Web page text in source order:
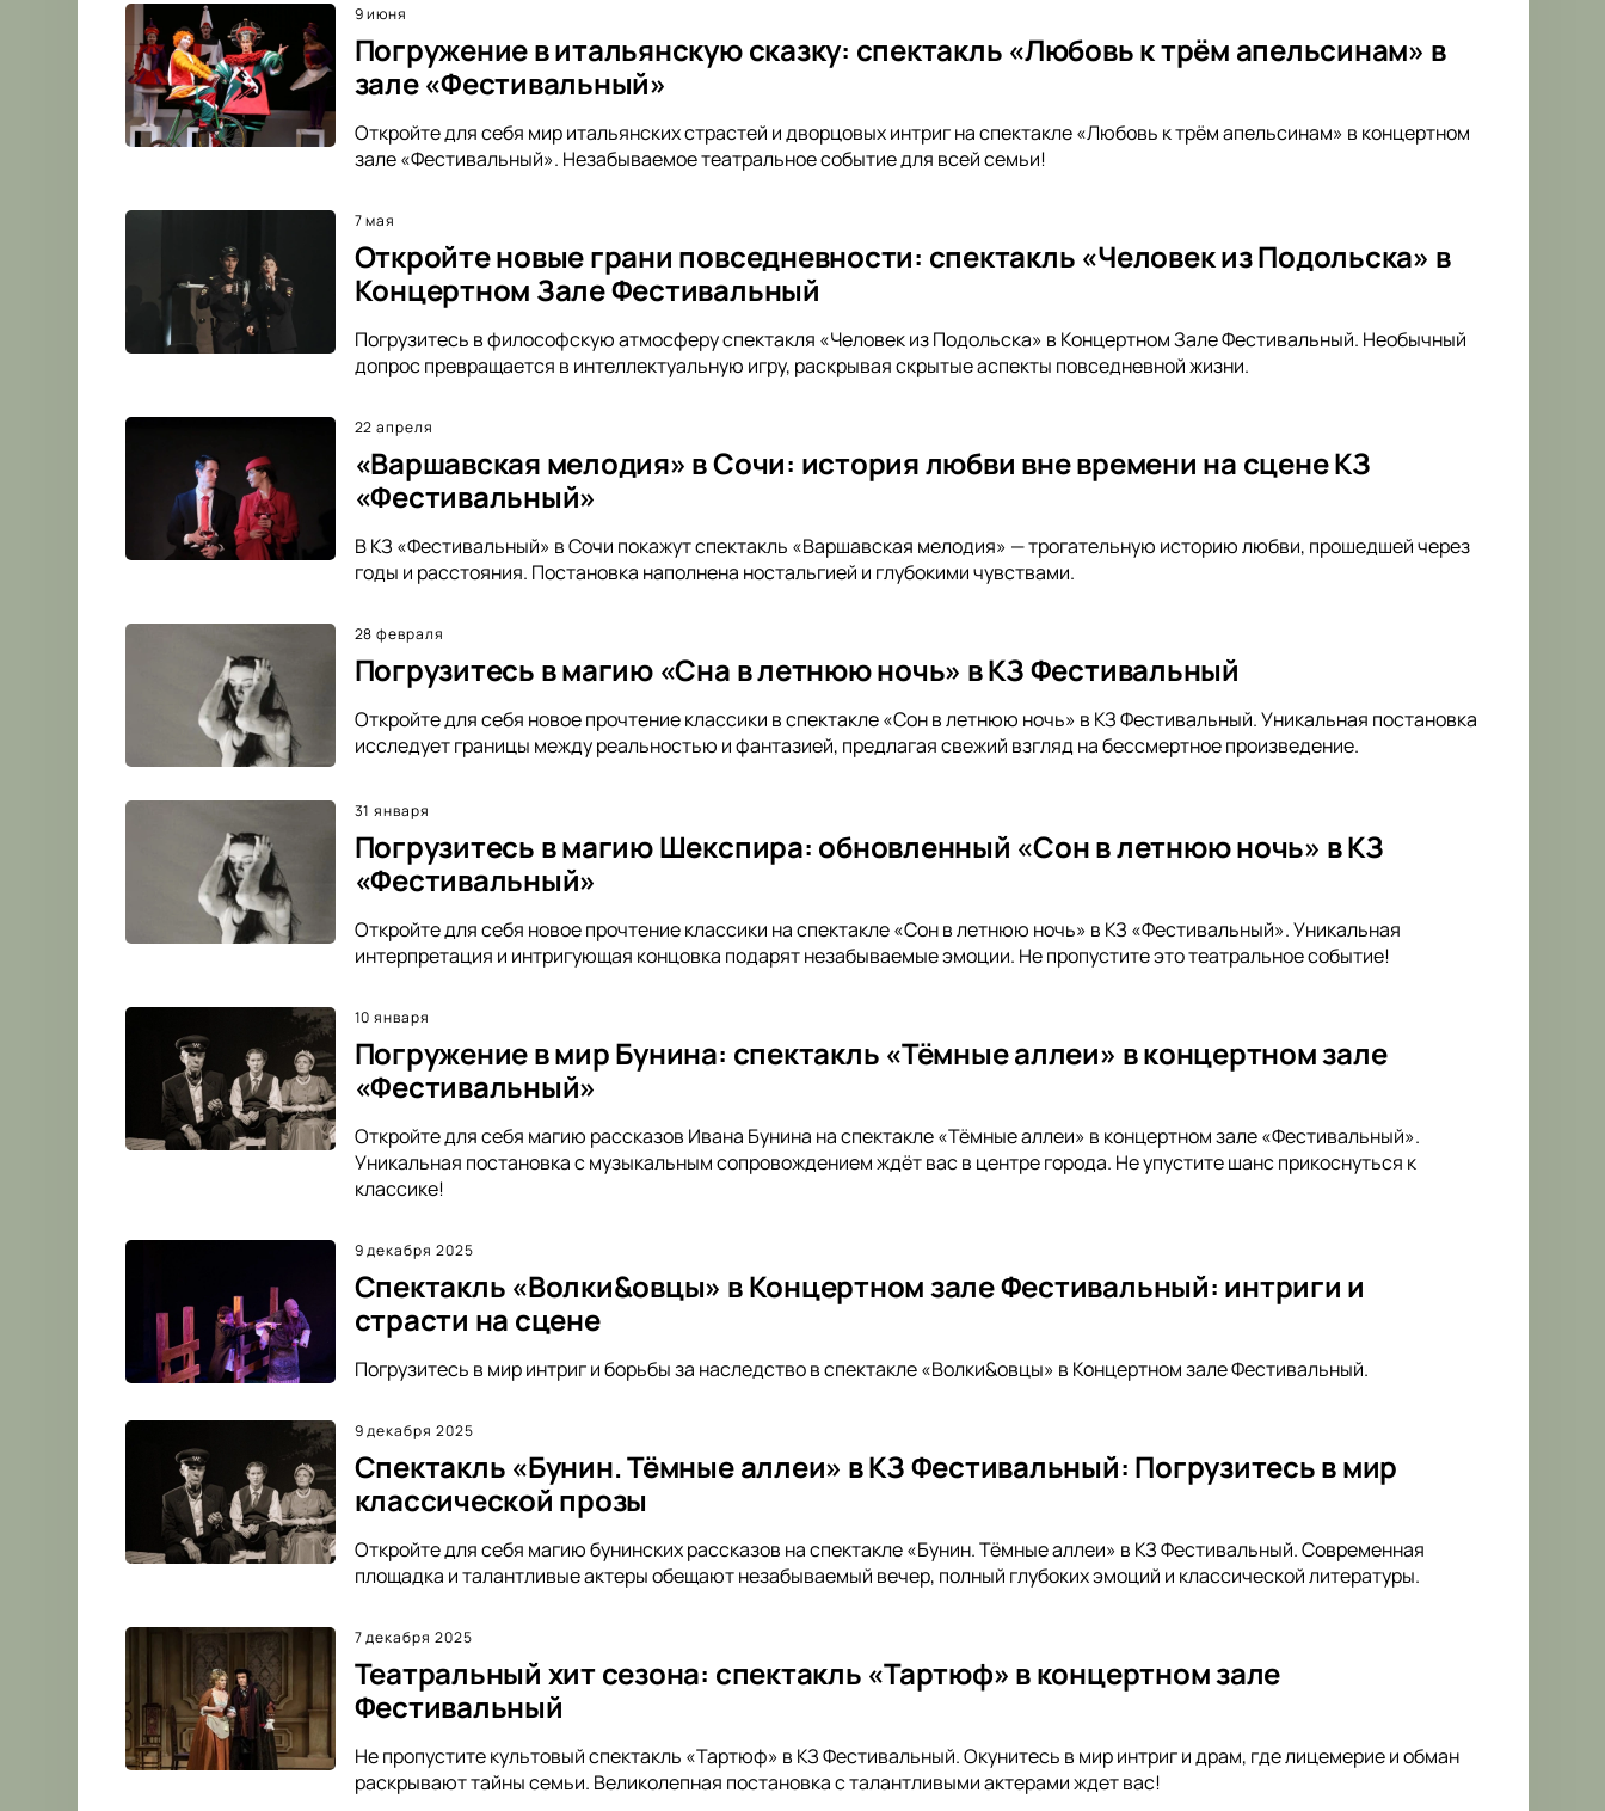
9 июня
Погружение в итальянскую сказку: спектакль «Любовь к трём апельсинам» в
зале «Фестивальный»
Откройте для себя мир итальянских страстей и дворцовых интриг на спектакле «Любовь к трём апельсинам» в концертном
зале «Фестивальный». Незабываемое театральное событие для всей семьи!
7 мая
Откройте новые грани повседневности: спектакль «Человек из Подольска» в
Концертном Зале Фестивальный
Погрузитесь в философскую атмосферу спектакля «Человек из Подольска» в Концертном Зале Фестивальный. Необычный
допрос превращается в интеллектуальную игру, раскрывая скрытые аспекты повседневной жизни.
22 апреля
«Варшавская мелодия» в Сочи: история любви вне времени на сцене КЗ
«Фестивальный»
В КЗ «Фестивальный» в Сочи покажут спектакль «Варшавская мелодия» — трогательную историю любви, прошедшей через
годы и расстояния. Постановка наполнена ностальгией и глубокими чувствами.
28 февраля
Погрузитесь в магию «Сна в летнюю ночь» в КЗ Фестивальный
Откройте для себя новое прочтение классики в спектакле «Сон в летнюю ночь» в КЗ Фестивальный. Уникальная постановка
исследует границы между реальностью и фантазией, предлагая свежий взгляд на бессмертное произведение.
31 января
Погрузитесь в магию Шекспира: обновленный «Сон в летнюю ночь» в КЗ
«Фестивальный»
Откройте для себя новое прочтение классики на спектакле «Сон в летнюю ночь» в КЗ «Фестивальный». Уникальная
интерпретация и интригующая концовка подарят незабываемые эмоции. Не пропустите это театральное событие!
10 января
Погружение в мир Бунина: спектакль «Тёмные аллеи» в концертном зале
«Фестивальный»
Откройте для себя магию рассказов Ивана Бунина на спектакле «Тёмные аллеи» в концертном зале «Фестивальный».
Уникальная постановка с музыкальным сопровождением ждёт вас в центре города. Не упустите шанс прикоснуться к
классике!
9 декабря 2025
Спектакль «Волки&овцы» в Концертном зале Фестивальный: интриги и
страсти на сцене
Погрузитесь в мир интриг и борьбы за наследство в спектакле «Волки&овцы» в Концертном зале Фестивальный.
9 декабря 2025
Спектакль «Бунин. Тёмные аллеи» в КЗ Фестивальный: Погрузитесь в мир
классической прозы
Откройте для себя магию бунинских рассказов на спектакле «Бунин. Тёмные аллеи» в КЗ Фестивальный. Современная
площадка и талантливые актеры обещают незабываемый вечер, полный глубоких эмоций и классической литературы.
7 декабря 2025
Театральный хит сезона: спектакль «Тартюф» в концертном зале
Фестивальный
Не пропустите культовый спектакль «Тартюф» в КЗ Фестивальный. Окунитесь в мир интриг и драм, где лицемерие и обман
раскрывают тайны семьи. Великолепная постановка с талантливыми актерами ждет вас!